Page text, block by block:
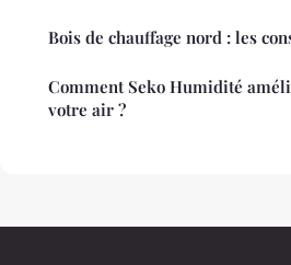
Bois de chauffage nord : les
Comment Seko Humidité
votre air ?